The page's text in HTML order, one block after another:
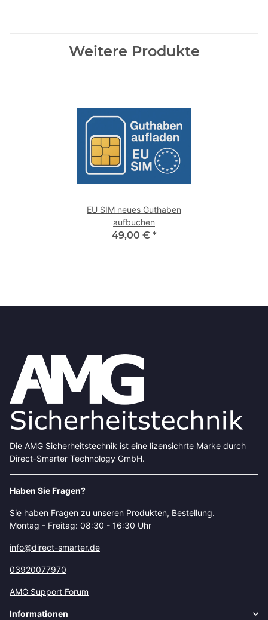
Weitere Produkte
EU SIM neues Guthaben
aufbuchen
49,00 € *
Die AMG Sicherheitstechnik ist eine lizensichrte Marke durch
Direct-Smarter Technology GmbH.
Haben Sie Fragen?
Sie haben Fragen zu unseren Produkten, Bestellung.
Montag - Freitag: 08:30 - 16:30 Uhr
info@direct-smarter.de
03920077970
AMG Support Forum
Informationen